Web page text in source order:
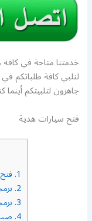
خدمتنا متاحة في
لنلبي كافة طلباتكم
جاهزون لتلبيتكم
فتح سيارات هدية
1.
2.
3.
4.